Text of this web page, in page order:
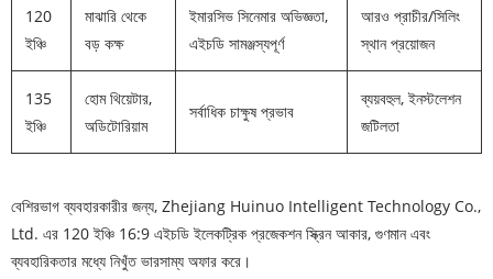
120
ইঞ্চি
মাঝারি থেকে
বড় কক্ষ
ইমারসিভ সিনেমার অভিজ্ঞতা,
এইচডি সামঞ্জস্যপূর্ণ
আরও প্রাচীর/সিলিং
স্থান প্রয়োজন
135
ইঞ্চি
হোম থিয়েটার,
অডিটোরিয়াম
সর্বাধিক চাক্ষুষ প্রভাব
ব্যয়বহুল, ইনস্টলেশন
জটিলতা
বেশিরভাগ ব্যবহারকারীর জন্য, Zhejiang Huinuo Intelligent Technology Co.,
Ltd. এর 120 ইঞ্চি 16:9 এইচডি ইলেকট্রিক প্রজেকশন স্ক্রিন আকার, গুণমান এবং
ব্যবহারিকতার মধ্যে নিখুঁত ভারসাম্য অফার করে।